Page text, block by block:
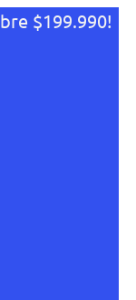
$199.990!